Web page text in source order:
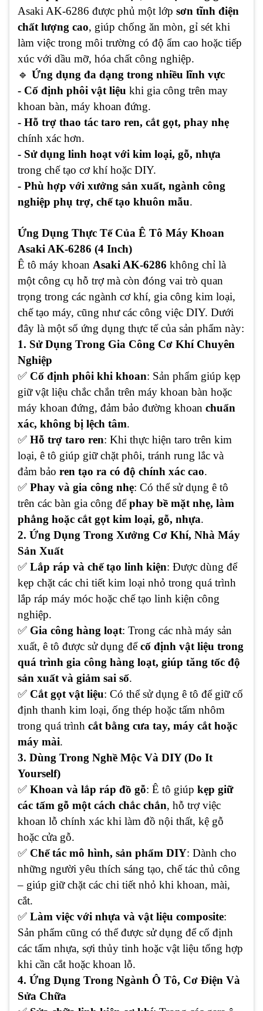
Asaki AK-6286 được phủ một lớp sơn tĩnh điện
chất lượng cao, giúp chống ăn mòn, gỉ sét khi
làm việc trong môi trường có độ ẩm cao hoặc tiếp
xúc với dầu mỡ, hóa chất công nghiệp.
🔹 Ứng dụng đa dạng trong nhiều lĩnh vực
- Cố định phôi vật liệu khi gia công trên may
khoan bàn, máy khoan đứng.
- Hỗ trợ thao tác taro ren, cắt gọt, phay nhẹ
chính xác hơn.
- Sử dụng linh hoạt với kim loại, gỗ, nhựa
trong chế tạo cơ khí hoặc DIY.
- Phù hợp với xưởng sản xuất, ngành công
nghiệp phụ trợ, chế tạo khuôn mẫu.
Ứng Dụng Thực Tế Của Ê Tô Máy Khoan
Asaki AK-6286 (4 Inch)
Ê tô máy khoan Asaki AK-6286 không chỉ là
một công cụ hỗ trợ mà còn đóng vai trò quan
trọng trong các ngành cơ khí, gia công kim loại,
chế tạo máy, cũng như các công việc DIY. Dưới
đây là một số ứng dụng thực tế của sản phẩm này:
1. Sử Dụng Trong Gia Công Cơ Khí Chuyên
Nghiệp
✅ Cố định phôi khi khoan: Sản phẩm giúp kẹp
giữ vật liệu chắc chắn trên máy khoan bàn hoặc
máy khoan đứng, đảm bảo đường khoan chuẩn
xác, không bị lệch tâm.
✅ Hỗ trợ taro ren: Khi thực hiện taro trên kim
loại, ê tô giúp giữ chặt phôi, tránh rung lắc và
đảm bảo ren tạo ra có độ chính xác cao.
✅ Phay và gia công nhẹ: Có thể sử dụng ê tô
trên các bàn gia công đểphay bề mặt nhẹ, làm
phẳng hoặc cắt gọt kim loại, gỗ, nhựa.
2. Ứng Dụng Trong Xưởng Cơ Khí, Nhà Máy
Sản Xuất
✅ Lắp ráp và chế tạo linh kiện: Được dùng để
kẹp chặt các chi tiết kim loại nhỏ trong quá trình
lắp ráp máy móc hoặc chế tạo linh kiện công
nghiệp.
✅ Gia công hàng loạt: Trong các nhà máy sản
xuất, ê tô được sử dụng đểcố định vật liệu trong
quá trình gia công hàng loạt, giúp tăng tốc độ
sản xuất và giảm sai số.
✅ Cắt gọt vật liệu: Có thể sử dụng ê tô để giữ cố
định thanh kim loại, ống thép hoặc tấm nhôm
trong quá trình cắt bằng cưa tay, máy cắt hoặc
máy mài.
3. Dùng Trong Nghề Mộc Và DIY (Do It
Yourself)
✅ Khoan và lắp ráp đồ gỗ: Ê tô giúp kẹp giữ
các tấm gỗ một cách chắc chắn, hỗ trợ việc
khoan lỗ chính xác khi làm đồ nội thất, kệ gỗ
hoặc cửa gỗ.
✅ Chế tác mô hình, sản phẩm DIY: Dành cho
những người yêu thích sáng tạo, chế tác thủ công
– giúp giữ chặt các chi tiết nhỏ khi khoan, mài,
cắt.
✅ Làm việc với nhựa và vật liệu composite:
Sản phẩm cũng có thể được sử dụng để cố định
các tấm nhựa, sợi thủy tinh hoặc vật liệu tổng hợp
khi cần cắt hoặc khoan lỗ.
4. Ứng Dụng Trong Ngành Ô Tô, Cơ Điện Và
Sửa Chữa